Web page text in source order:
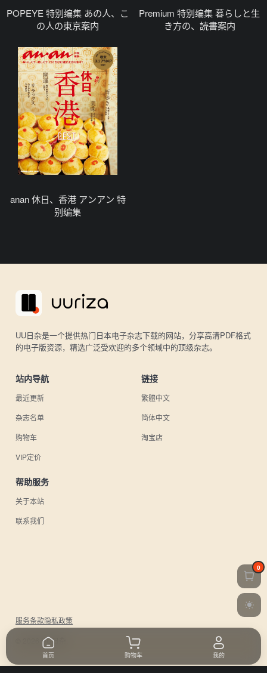
POPEYE 特别编集 あの人、こ
の人の東京案内
Premium 特别编集 暮らしと生
き方の、読書案内
anan 休日、香港 アンアン 特
别编集
UU日杂是一个提供热门日本电子杂志下载的网站，分享高清PDF格式
的电子版资源，精选广泛受欢迎的多个领域中的顶级杂志。
站内导航
最近更新
杂志名单
购物车
VIP定价
链接
繁體中文
简体中文
淘宝店
帮助服务
关于本站
联系我们
服务条款隐私政策
© 2026 UU日杂.
0
首页 购物车 我的